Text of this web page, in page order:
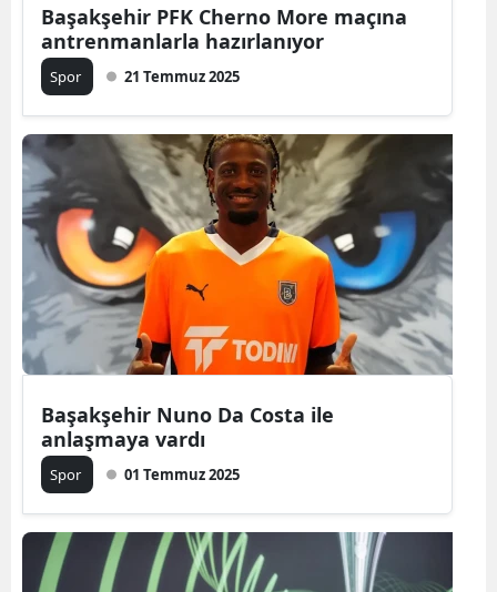
Başakşehir PFK Cherno More maçına
antrenmanlarla hazırlanıyor
Spor 21 Temmuz 2025
Başakşehir Nuno Da Costa ile
anlaşmaya vardı
Spor 01 Temmuz 2025